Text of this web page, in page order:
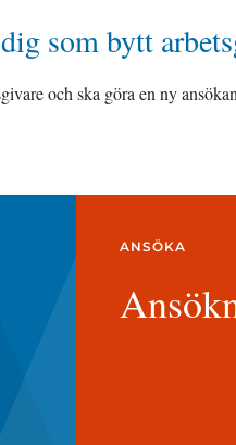
som bytt
och ska göra en ny
ANSÖKA